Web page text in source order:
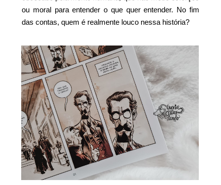
ou moral para entender o que quer entender. No fim
das contas, quem é realmente louco nessa história?